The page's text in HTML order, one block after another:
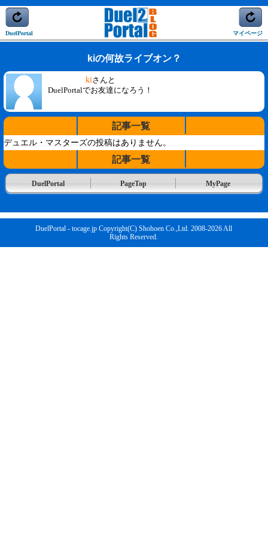
DuelPortal マイページ
kiの何故ライブオン？
kiさんと
DuelPortalでお友達になろう！
記事一覧
デュエル・マスターズの投稿はありません。
記事一覧
DuelPortal PageTop MyPage
DuelPortal - tocage.jp Copyright(C) Shohoen Co.,Ltd. 2008-2026 All
Rights Reserved.